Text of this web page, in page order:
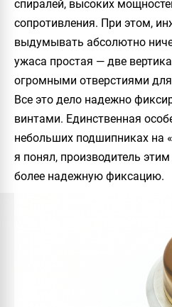
спиралей, высоких
сопротивления. При этом,
выдумывать абсолютно
ужаса простая — две
огромными отверстиями
Все это дело надежно
винтами. Единственная
небольших подшипниках на
я понял, производитель
более надежную фиксацию.